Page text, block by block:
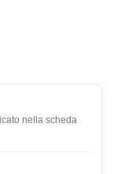
nella scheda